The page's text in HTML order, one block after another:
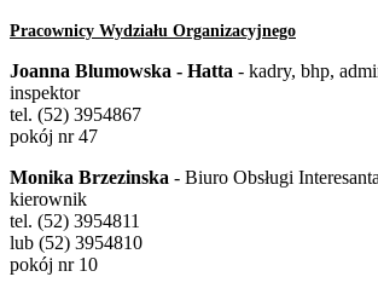
Pracownicy Wydziału Organizacyjnego
Joanna Blumowska - Hatta - kadry, bhp,
inspektor
tel. (52) 3954867
pokój nr 47
Monika Brzezinska - Biuro Obsługi Interesanta
kierownik
tel. (52) 3954811
lub (52) 3954810
pokój nr 10